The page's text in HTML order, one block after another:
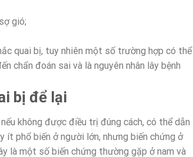
gió;
quai bị, tuy nhiên một số trường hợp có thể
chẩn đoán sai và là nguyên nhân lây bệnh
bị để lại
không được điều trị đúng cách, có thể dẫn
ít phổ biến ở người lớn, nhưng biến chứng ở
là một số biến chứng thường gặp ở nam và